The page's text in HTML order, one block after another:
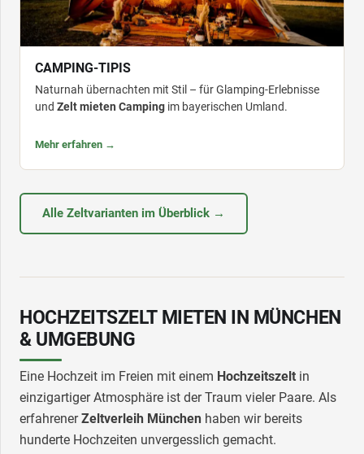
CAMPING-TIPIS
Naturnah übernachten mit Stil – für Glamping-Erlebnisse
und Zelt mieten Camping im bayerischen Umland.
Mehr erfahren →
Alle Zeltvarianten im Überblick →
HOCHZEITSZELT MIETEN IN MÜNCHEN
& UMGEBUNG
Eine Hochzeit im Freien mit einem Hochzeitszelt in
einzigartiger Atmosphäre ist der Traum vieler Paare. Als
erfahrenerZeltverleih München haben wir bereits
hunderte Hochzeiten unvergesslich gemacht.